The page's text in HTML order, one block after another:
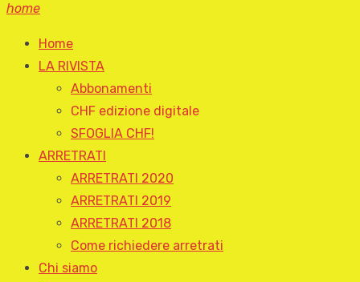
home
Home
LA RIVISTA
Abbonamenti
CHF edizione digitale
SFOGLIA CHF!
ARRETRATI
ARRETRATI 2020
ARRETRATI 2019
ARRETRATI 2018
Come richiedere arretrati
Chi siamo